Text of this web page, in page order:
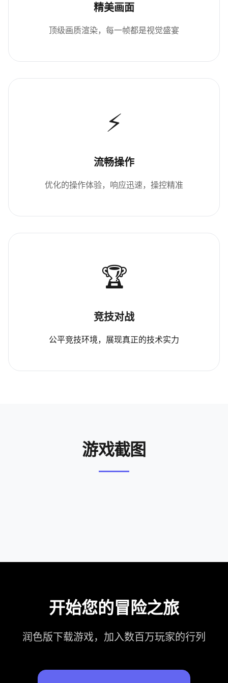
精美画面
顶级画质渲染，每一帧都是视觉盛宴
⚡
流畅操作
优化的操作体验，响应迅速，操控精准
🏆
竞技对战
公平竞技环境，展现真正的技术实力
游戏截图
开始您的冒险之旅
润色版下载游戏，加入数百万玩家的行列